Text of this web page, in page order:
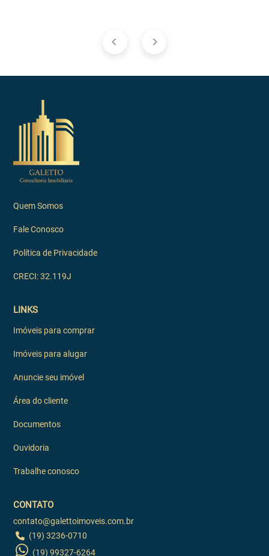
Quem Somos
Fale Conosco
Política de Privacidade
CRECI: 32.119J
LINKS
Imóveis para comprar
Imóveis para alugar
Anuncie seu imóvel
Área do cliente
Documentos
Ouvidoria
Trabalhe conosco
CONTATO
contato@galettoimoveis.com.br
(19) 3236-0710
(19) 99327-6264